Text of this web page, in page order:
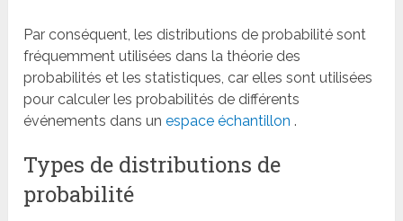
Par conséquent, les distributions de probabilité sont
fréquemment utilisées dans la théorie des
probabilités et les statistiques, car elles sont utilisées
pour calculer les probabilités de différents
événements dans unespace échantillon .
Types de distributions de
probabilité